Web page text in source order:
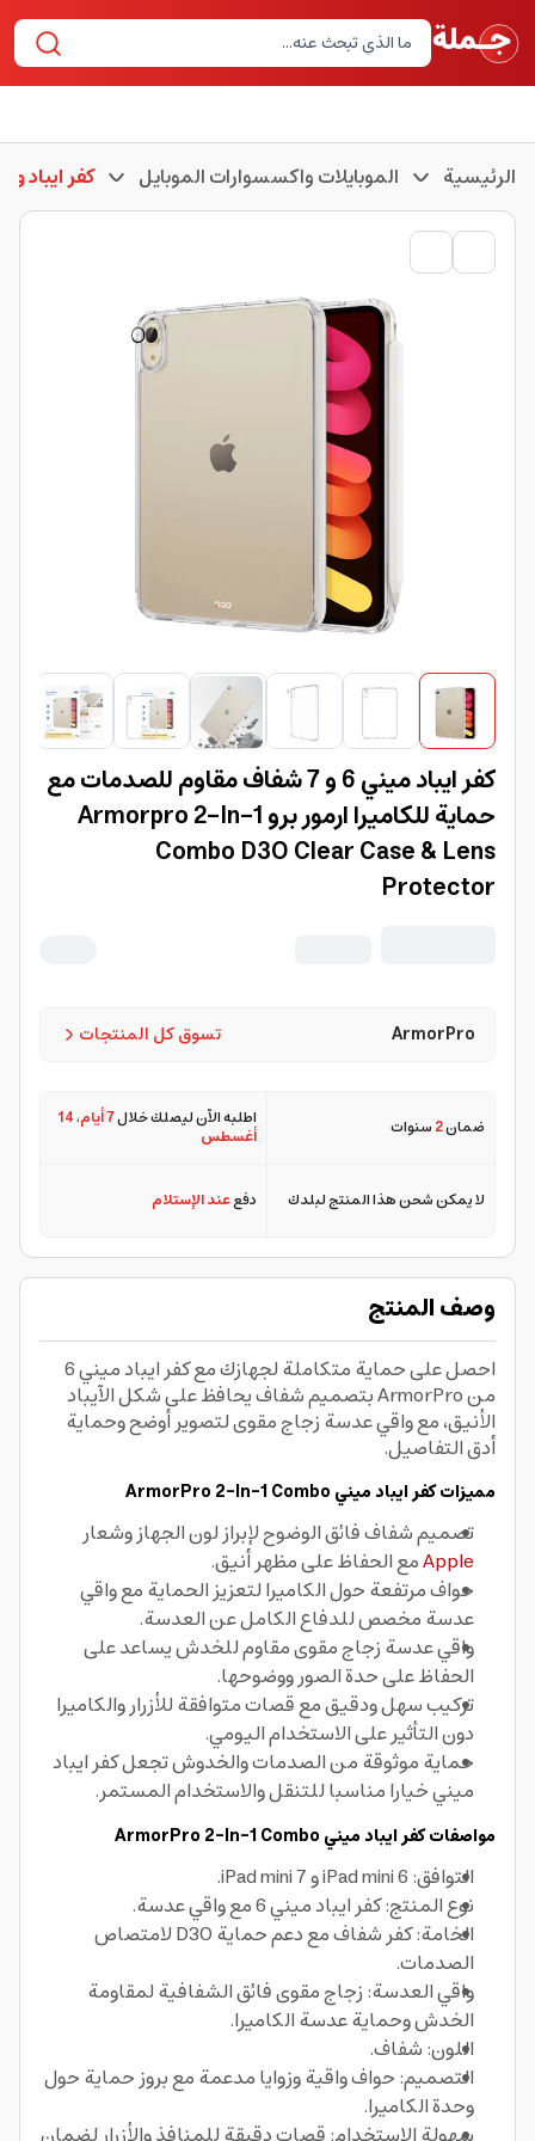
الرئيسية الموبايلات واكسسوارات الموبايل كفر ايباد
كفر ايباد ميني 6 و 7 شفاف مقاوم للصدمات مع
حماية للكاميرا ارمور برو Armorpro 2-In-1
Combo D3O Clear Case & Lens
Protector
تسوق كل المنتجات ArmorPro
ضمان2سنوات اطلبه الآن ليصلك خلال7 أيام ،14
أغسطس
لا يمكن شحن هذا المنتج لبلدك دفععند الإستلام
وصف المنتج
احصل على حماية متكاملة لجهازك مع كفر ايباد ميني 6
من ArmorPro بتصميم شفاف يحافظ على شكل الآيباد
الأنيق، مع واقي عدسة زجاج مقوى لتصوير أوضح وحماية
أدق التفاصيل.
مميزات كفر ايباد ميني ArmorPro 2-In-1 Combo
تصميم شفاف فائق الوضوح لإبراز لون الجهاز وشعار
Appleمع الحفاظ على مظهر أنيق.
حواف مرتفعة حول الكاميرا لتعزيز الحماية مع واقي
عدسة مخصص للدفاع الكامل عن العدسة.
واقي عدسة زجاج مقوى مقاوم للخدش يساعد على
الحفاظ على حدة الصور ووضوحها.
تركيب سهل ودقيق مع قصات متوافقة للأزرار والكاميرا
دون التأثير على الاستخدام اليومي.
حماية موثوقة من الصدمات والخدوش تجعل كفر ايباد
ميني خيارا مناسبا للتنقل والاستخدام المستمر.
مواصفات كفر ايباد ميني ArmorPro 2-In-1 Combo
التوافق: iPad mini 6 و iPad mini 7.
نوع المنتج: كفر ايباد ميني 6 مع واقي عدسة.
الخامة: كفر شفاف مع دعم حماية D3O لامتصاص
الصدمات.
واقي العدسة: زجاج مقوى فائق الشفافية لمقاومة
الخدش وحماية عدسة الكاميرا.
اللون: شفاف.
التصميم: حواف واقية وزوايا مدعمة مع بروز حماية حول
وحدة الكاميرا.